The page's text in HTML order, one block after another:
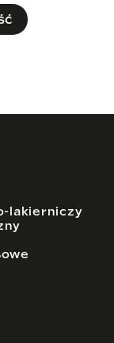
lakierniczy